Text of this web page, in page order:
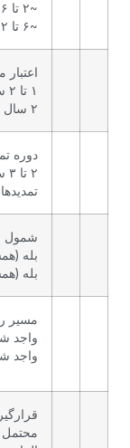
~۲ تا ۶ ماه
~۶ تا ۱۲ ماه
اعتبار
۱ تا ۲ سال
۲ سال
دوره
۲ تا ۳ سال
تمدیدهای ۲
شمول
بله
بله
مسیر
واجد
واجد
محتمل (به